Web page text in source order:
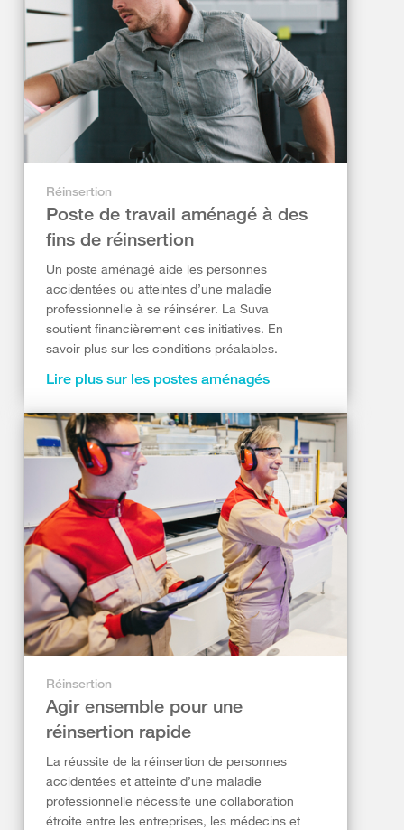
Réinsertion
Poste de travail aménagé à des
fins de réinsertion
Un poste aménagé aide les personnes
accidentées ou atteintes d’une maladie
professionnelle à se réinsérer. La Suva
soutient financièrement ces initiatives. En
savoir plus sur les conditions préalables.
Lire plus sur les postes aménagés
Réinsertion
Agir ensemble pour une
réinsertion rapide
La réussite de la réinsertion de personnes
accidentées et atteinte d’une maladie
professionnelle nécessite une collaboration
étroite entre les entreprises, les médecins et